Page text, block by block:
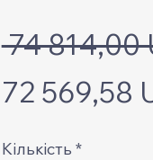
74 814,00
72 569,58
Кількість *